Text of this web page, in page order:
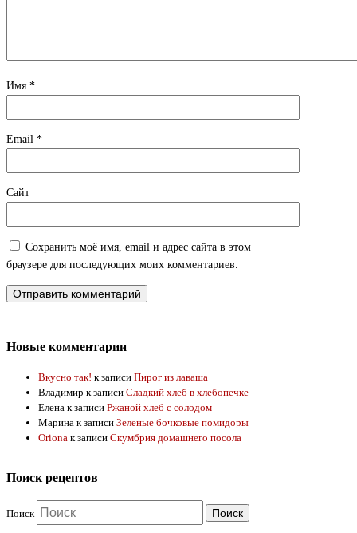
Имя *
Email *
Сайт
Сохранить моё имя, email и адрес сайта в этом
браузере для последующих моих комментариев.
Новые комментарии
Вкусно так! к записи Пирог из лаваша
Владимир к записи Сладкий хлеб в хлебопечке
Елена к записи Ржаной хлеб с солодом
Марина к записи Зеленые бочковые помидоры
Oriona к записи Скумбрия домашнего посола
Поиск рецептов
Поиск